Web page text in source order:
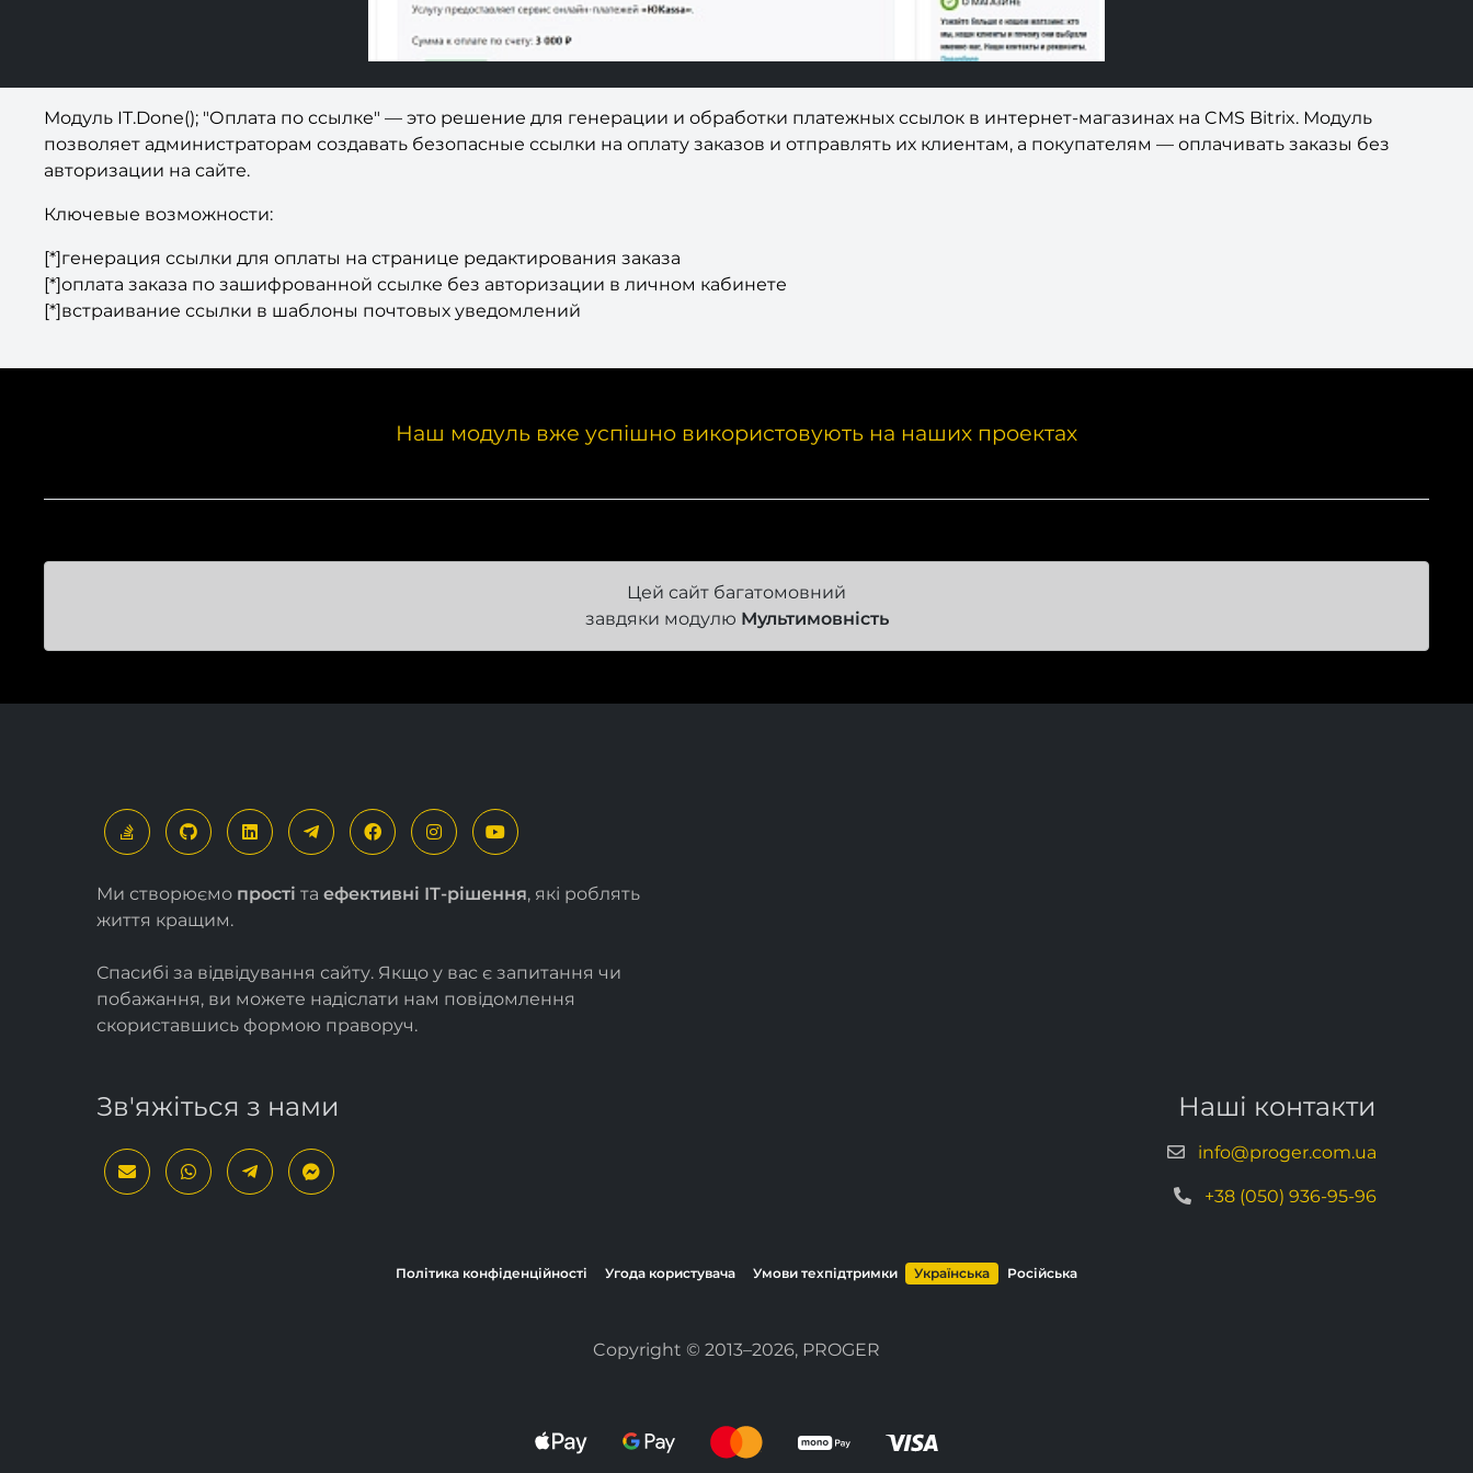
Модуль IT.Done(); "Оплата по ссылке" — это решение для генерации и обработки платежных ссылок в интернет-магазинах на CMS Bitrix. Модуль
позволяет администраторам создавать безопасные ссылки на оплату заказов и отправлять их клиентам, а покупателям — оплачивать заказы без
авторизации на сайте.
Ключевые возможности:
[*]генерация ссылки для оплаты на странице редактирования заказа
[*]оплата заказа по зашифрованной ссылке без авторизации в личном кабинете
[*]встраивание ссылки в шаблоны почтовых уведомлений
Наш модуль вже успішно використовують на наших проектах
Цей сайт багатомовний
завдяки модулю Мультимовність
Ми створюємо прості та ефективні ІТ-рішення, які роблять
життя кращим.
Спасибі за відвідування сайту. Якщо у вас є запитання чи
побажання, ви можете надіслати нам повідомлення
скориставшись формою праворуч.
Зв'яжіться з нами Наші контакти
info@proger.com.ua
+38 (050) 936-95-96
Політика конфіденційності Угода користувача Умови техпідтримки Українська Російська
Copyright © 2013–2026, PROGER